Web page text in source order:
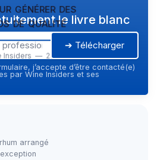
générer des
de qualité
Insiders — 2026
le livre blanc
➔ Télécharger
j’accepte d’être contacté(e)
par Wine Insiders et ses
arrangé